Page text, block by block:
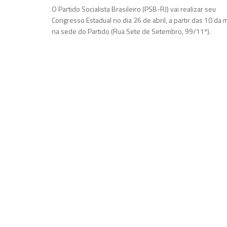
O Partido Socialista Brasileiro (PSB-RJ) vai realizar seu
Congresso Estadual no dia 26 de abril, a partir das 10 da
na sede do Partido (Rua Sete de Setembro, 99/11º).